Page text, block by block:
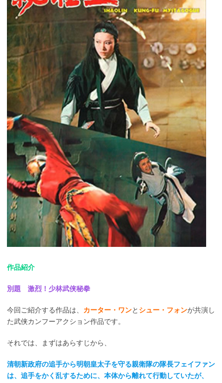
作品紹介
別題 激烈！少林武侠秘拳
今回ご紹介する作品は、 カーター・ワンと シュー・フォンが共演し
た武侠カンフーアクション作品です。
それでは、まずはあらすじから、
清朝新政府の追手から明朝皇太子を守る親衛隊の隊長フェイファン
は、追手をかく乱するために、本体から離れて行動していたが、